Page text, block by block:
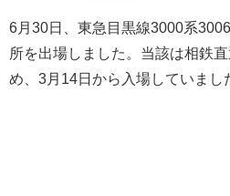
6月30日、東急目黒線3000系
所を出場しました。当該は相鉄
め、3月14日から入場していまし